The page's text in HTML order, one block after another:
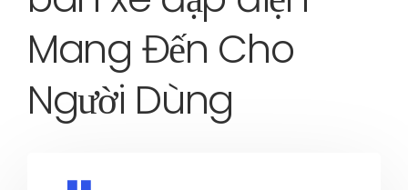
Mang Đến Cho
Người Dùng